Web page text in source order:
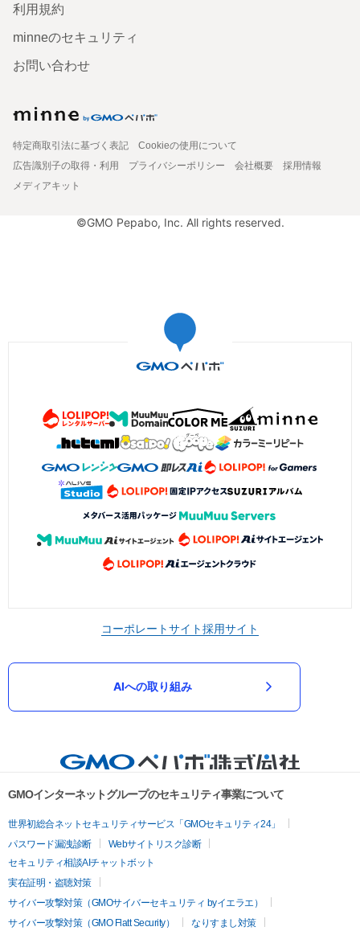
利用規約
minneのセキュリティ
お問い合わせ
特定商取引法に基づく表記
Cookieの使用について
広告識別子の取得・利用
プライバシーポリシー 会社概要
採用情報
メディアキット
©GMO Pepabo, Inc. All rights reserved.
コーポレートサイト採用サイト
AIへの取り組み
GMOインターネットグループのセキュリティ事業について
世界初総合ネットセキュリティサービス「GMOセキュリティ24」
パスワード漏洩診断
Webサイトリスク診断
セキュリティ相談AIチャットボット
実在証明・盗聴対策
サイバー攻撃対策（GMOサイバーセキュリティ byイエラエ）
サイバー攻撃対策（GMO Flatt Security）
なりすまし対策